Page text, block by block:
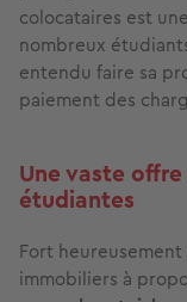
colocataires est
nombreux
entendu faire sa
paiement des
Une vaste
étudiantes
Fort
immobiliers à